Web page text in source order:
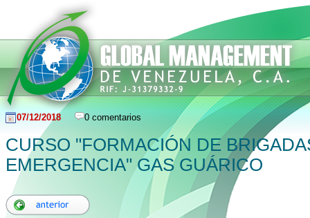
07/12/2018 0 comentarios
CURSO "FORMACIÓN DE
EMERGENCIA" GAS GUÁRICO